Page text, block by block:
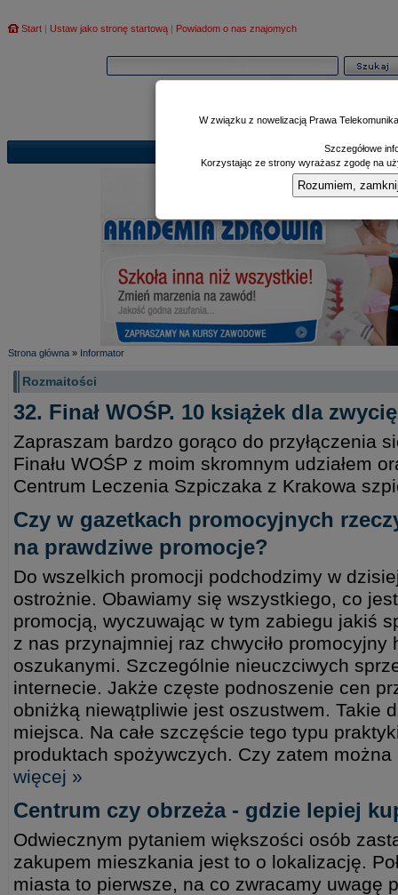
Start | Ustaw jako stronę startową | Powiadom o nas znajomych
Poczekalnia|
Strona główna » Informator
Rozmaitości
32. Finał WOŚP. 10 książek dla
Zapraszam bardzo gorąco do przyłączenia
Finału WOŚP z moim skromnym udziałem
Centrum Leczenia Szpiczaka z Krakowa
Czy w gazetkach promocyjnych
na prawdziwe promocje?
Do wszelkich promocji podchodzimy w
ostrożnie. Obawiamy się wszystkiego, co
promocją, wyczuwając w tym zabiegu jakiś
z nas przynajmniej raz chwyciło promocyjny
oszukanymi. Szczególnie nieuczciwych
internecie. Jakże częste podnoszenie cen
obniżką niewątpliwie jest oszustwem. Takie
miejsca. Na całe szczęście tego typu
produktach spożywczych. Czy zatem
więcej »
Centrum czy obrzeża - gdzie lepiej
Odwiecznym pytaniem większości osób
zakupem mieszkania jest to o lokalizację.
miasta to pierwsze, na co zwracamy uwagę
W związku z nowelizacją Prawa
Szczegółowe
Korzystając ze strony wyrażasz zgodę na
Rozumiem,